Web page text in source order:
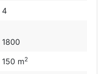
4
1800
150 m2